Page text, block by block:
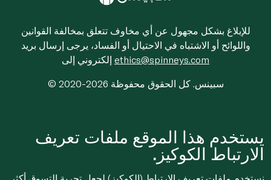
للإبلاغ بشكل مجهول عن أي مخاوف تتعلق بمخالفة القوانين
واللوائح أو الاشتباه في الاحتيال أو الفساد، يرجى إرسال بريد
ethics@spinneys.com
© 2020-2026 سبينس. كل الحقوق محفوظة
يستخدم هذا الموقع ملفات تعريف
الارتباط الكوكيز.